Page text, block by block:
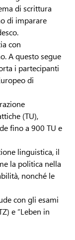
di scrittura
di imparare
con
A questo segue
i partecipanti
di
(TU),
fino a 900 TU e
linguistica, il
la politica nella
nonché le
con gli esami
e “Leben in